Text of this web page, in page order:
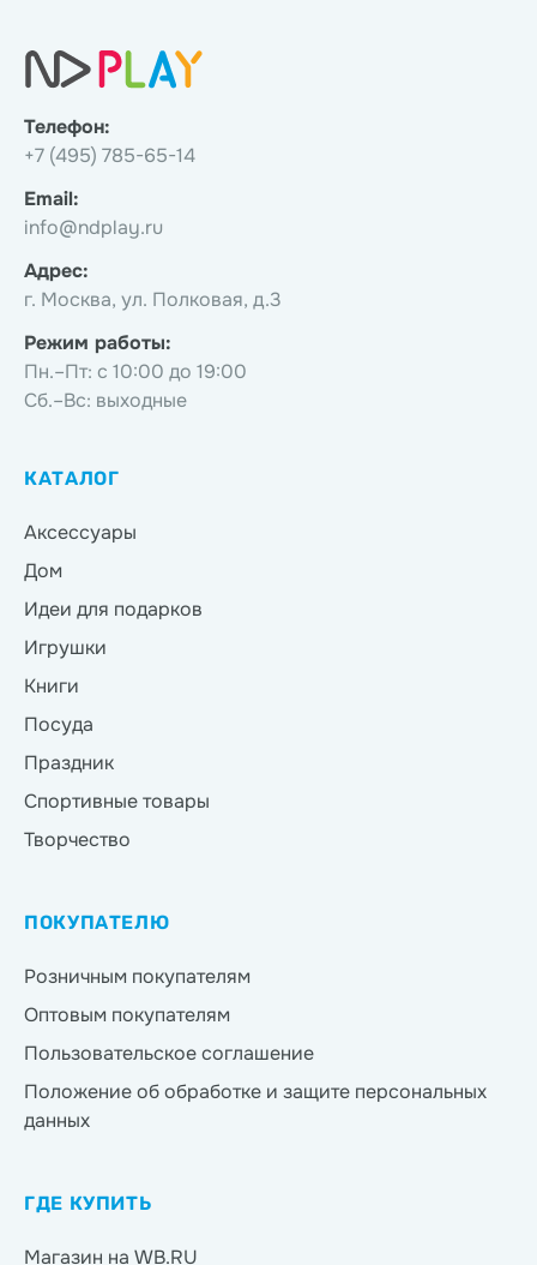
Телефон:
+7 (495) 785-65-14
Email:
info@ndplay.ru
Адрес:
г. Москва, ул. Полковая, д.3
Режим работы:
Пн.–Пт: с 10:00 до 19:00
Сб.–Вс: выходные
КАТАЛОГ
Аксессуары
Дом
Идеи для подарков
Игрушки
Книги
Посуда
Праздник
Спортивные товары
Творчество
ПОКУПАТЕЛЮ
Розничным покупателям
Оптовым покупателям
Пользовательское соглашение
Положение об обработке и защите персональных
данных
ГДЕ КУПИТЬ
Магазин на WB.RU